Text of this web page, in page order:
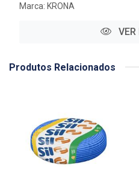
Marca: KRONA
VER
Produtos Relacionados